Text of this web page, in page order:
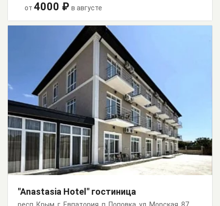
от 4000 ₽ в августе
"Anastasia Hotel" гостиница